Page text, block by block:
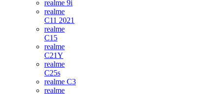
realme 9i
realme
C11 2021
realme
C15
realme
C21Y
realme
C25s
realme C3
realme